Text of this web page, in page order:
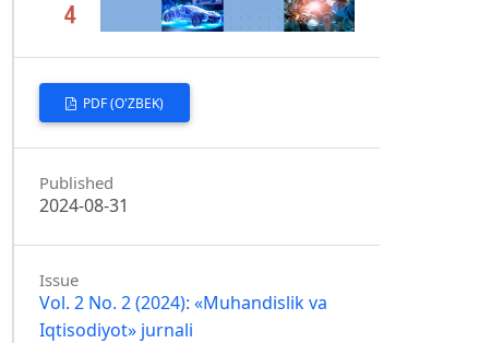
PDF (O'ZBEK)
Published
2024-08-31
Issue
Vol. 2 No. 2 (2024): «Muhandislik va
Iqtisodiyot» jurnali